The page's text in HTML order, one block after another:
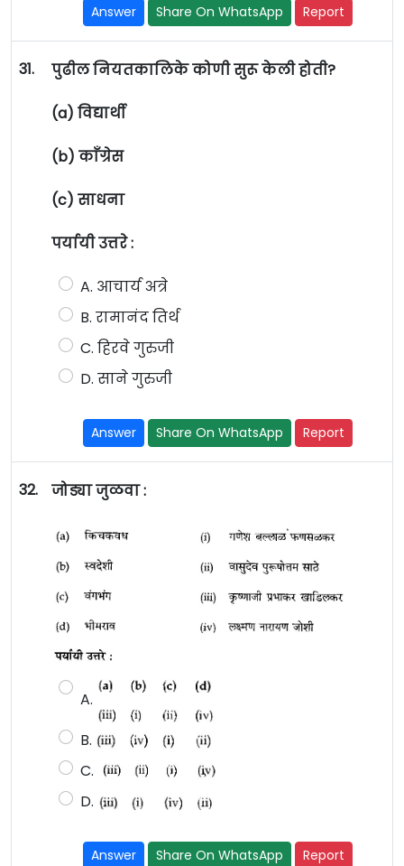
Answer Share On WhatsApp Report
31. पुढील नियतकालिके कोणी सुरू केली होती?
(a) विद्यार्थी
(b) काँग्रेस
(c) साधना
पर्यायी उत्तरे :
A. आचार्य अत्रे
B. रामानंद तिर्थ
C. हिरवे गुरुजी
D. साने गुरुजी
Answer Share On WhatsApp Report
32. जोड्या जुळवा :
A.
B.
C.
D.
Answer Share On WhatsApp Report